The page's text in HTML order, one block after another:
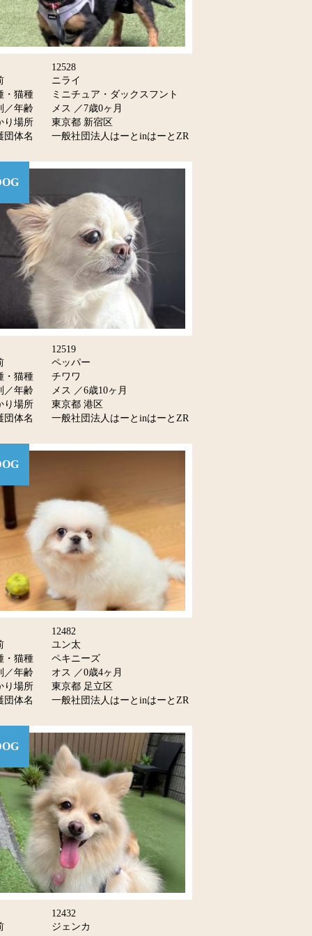
12528
ニライ
・猫種
ミニチュア・ダックスフント
／年齢
メス ／7歳0ヶ月
り場所
東京都 新宿区
団体名
一般社団法人はーとinはーとZR
12519
ペッパー
・猫種
チワワ
／年齢
メス ／6歳10ヶ月
り場所
東京都 港区
団体名
一般社団法人はーとinはーとZR
12482
ユン太
・猫種
ペキニーズ
／年齢
オス ／0歳4ヶ月
り場所
東京都 足立区
団体名
一般社団法人はーとinはーとZR
12432
ジェンカ